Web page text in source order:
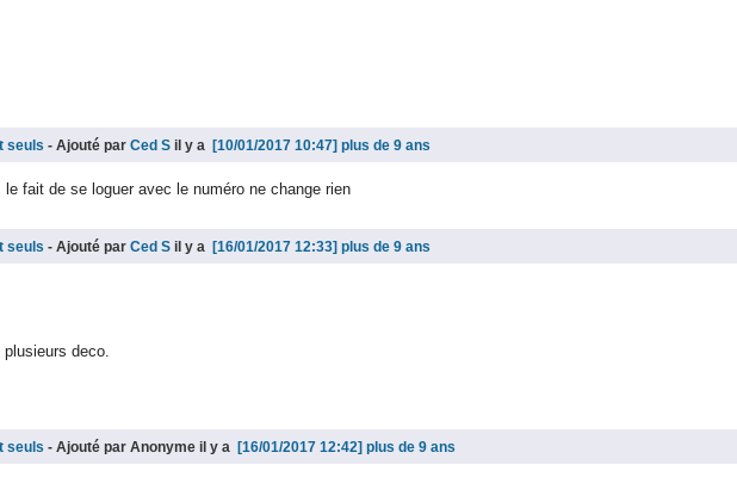
seuls - Ajouté par Ced S il y a plus de 9 ans
fait de se loguer avec le numéro ne change rien
seuls - Ajouté par Ced S il y a plus de 9 ans
deco.
seuls - Ajouté par Anonyme il y a plus de 9 ans